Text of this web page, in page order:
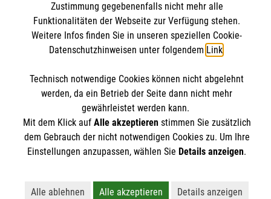
Malteser Jugend
Malteser International
Sharepoint
Spendenkonto
Empfänger: Malteser Hilfsdienst e.V.
Bank: Pax-Bank für Kirche und Caritas eG
IBAN: DE54370601201201206010
BIC: GENODED1PA7
Soziale Netzwerke
Der Malteser Hilfsdienst e.V. ist als eingetragene
gemeinnützige Organisation von der Körperschaft- und
Zustimmung gegebenenfalls nicht mehr alle
Funktionalitäten der Webseite zur Verfügung stehen.
Weitere Infos finden Sie in unseren speziellen Cookie-
Datenschutzhinweisen unter folgendem Link.
Technisch notwendige Cookies können nicht abgelehnt
werden, da ein Betrieb der Seite dann nicht mehr
gewährleistet werden kann.
Mit dem Klick auf Alle akzeptierenstimmen Sie zusätzlich
dem Gebrauch der nicht notwendigen Cookies zu. Um Ihre
Einstellungen anzupassen, wählen Sie Details anzeigen.
Alle ablehnen Alle akzeptieren Details anzeigen